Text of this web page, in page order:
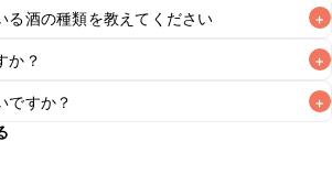
る酒の種類を教えてください +
か？ +
ですか？ +
中が目安です。なるべくお早めにお召